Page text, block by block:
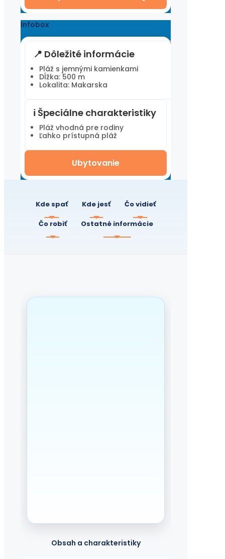
Infobox
📍 Dôležité informácie
Pláž s jemnými kamienkami
Dĺžka: 500 m
Lokalita: Makarska
ℹ️ Špeciálne charakteristiky
Pláž vhodná pre rodiny
Ľahko prístupná pláž
Ubytovanie
Kde spať Kde jesť Čo vidieť
Čo robiť Ostatné informácie
Obsah a charakteristiky